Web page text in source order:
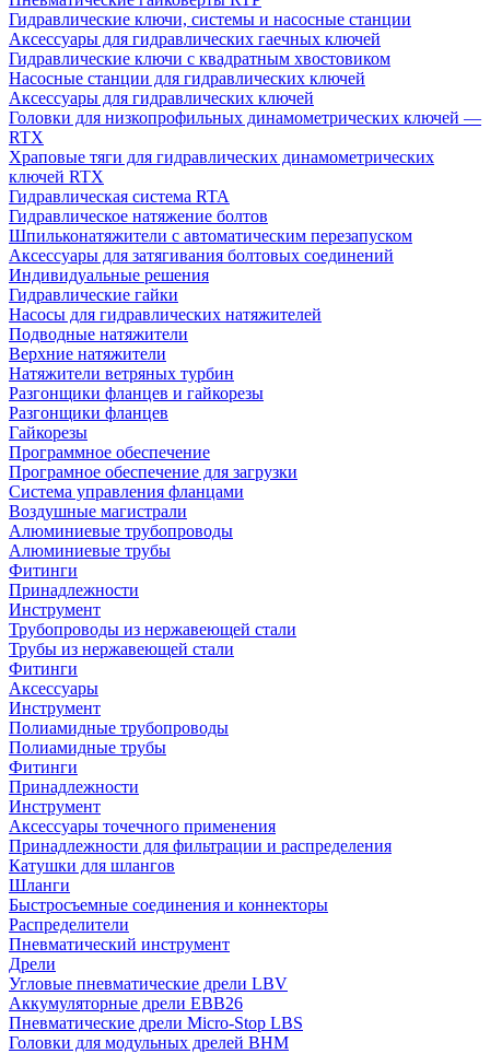
Гидравлические ключи, системы и насосные станции
Аксессуары для гидравлических гаечных ключей
Гидравлические ключи с квадратным хвостовиком
Насосные станции для гидравлических ключей
Аксессуары для гидравлических ключей
Головки для низкопрофильных динамометрических ключей —
RTX
Храповые тяги для гидравлических динамометрических
ключей RTX
Гидравлическая система RTA
Гидравлическое натяжение болтов
Шпильконатяжители с автоматическим перезапуском
Аксессуары для затягивания болтовых соединений
Индивидуальные решения
Гидравлические гайки
Насосы для гидравлических натяжителей
Подводные натяжители
Верхние натяжители
Натяжители ветряных турбин
Разгонщики фланцев и гайкорезы
Разгонщики фланцев
Гайкорезы
Программное обеспечение
Програмное обеспечение для загрузки
Система управления фланцами
Воздушные магистрали
Алюминиевые трубопроводы
Алюминиевые трубы
Фитинги
Принадлежности
Инструмент
Трубопроводы из нержавеющей стали
Трубы из нержавеющей стали
Фитинги
Аксессуары
Инструмент
Полиамидные трубопроводы
Полиамидные трубы
Фитинги
Принадлежности
Инструмент
Аксессуары точечного применения
Принадлежности для фильтрации и распределения
Катушки для шлангов
Шланги
Быстросъемные соединения и коннекторы
Распределители
Пневматический инструмент
Дрели
Угловые пневматические дрели LBV
Аккумуляторные дрели EBB26
Пневматические дрели Micro-Stop LBS
Головки для модульных дрелей BHM